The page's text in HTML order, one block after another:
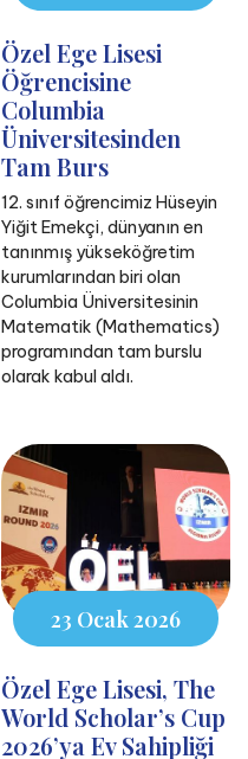
Özel Ege Lisesi
Öğrencisine
Columbia
Üniversitesinden
Tam Burs
12. sınıf öğrencimiz Hüseyin
Yiğit Emekçi, dünyanın en
tanınmış yükseköğretim
kurumlarından biri olan
Columbia Üniversitesinin
Matematik (Mathematics)
programından tam burslu
olarak kabul aldı.
23 Ocak 2026
Özel Ege Lisesi, The
World Scholar’s Cup
2026’ya Ev Sahipliği